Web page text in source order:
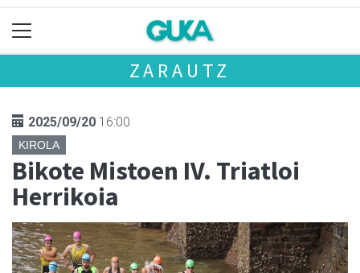
ZARAUTZ
2025/09/20 16:00
KIROLA
Bikote Mistoen IV. Triatloi
Herrikoia